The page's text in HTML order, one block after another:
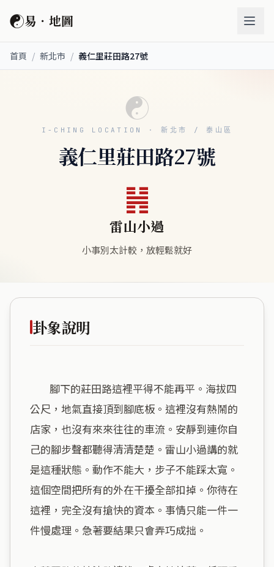
☯易．地圖
首頁 / 新北市 / 義仁里莊田路27號
☯
I-CHING LOCATION · 新北市 / 泰山區
義仁里莊田路27號
䷽
雷山小過
小事別太計較，放輕鬆就好
卦象說明
公尺，地氣直接頂到腳底板。這裡沒有熱鬧的
店家，也沒有來來往往的車流。安靜到連你自
己的腳步聲都聽得清清楚楚。雷山小過講的就
是這種狀態。動作不能大，步子不能踩太寬。
這個空間把所有的外在干擾全部扣掉。你待在
這裡，完全沒有搶快的資本。事情只能一件一
件慢處理。急著要結果只會弄巧成拙。